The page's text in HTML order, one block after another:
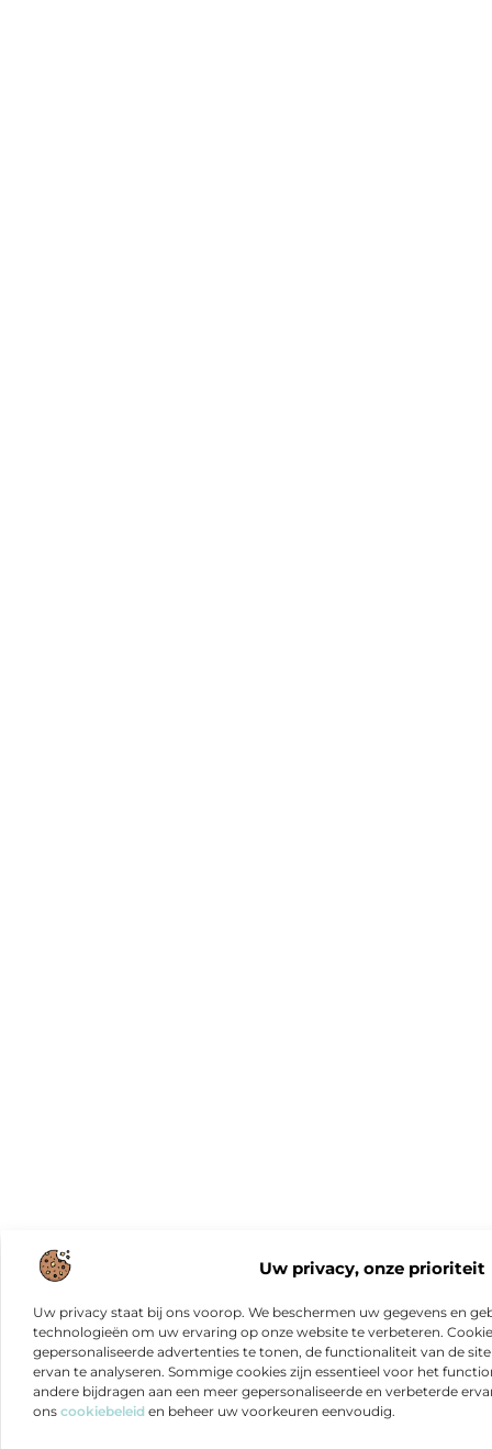
Uw privacy, onze prioriteit
Uw privacy staat bij ons voorop. We beschermen uw gegevens en
technologieën om uw ervaring op onze website te verbeteren.
gepersonaliseerde advertenties te tonen, de functionaliteit van de
ervan te analyseren. Sommige cookies zijn essentieel voor het
andere bijdragen aan een meer gepersonaliseerde en verbeterde
ons cookiebeleid en beheer uw voorkeuren eenvoudig.